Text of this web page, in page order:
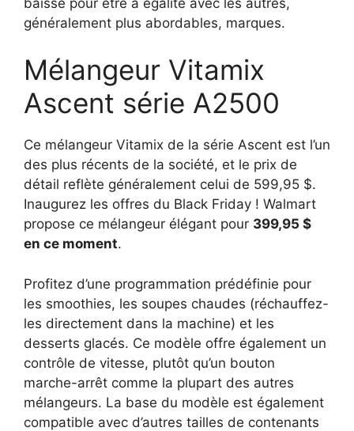
généralement plus abordables, marques.
Mélangeur Vitamix
Ascent série A2500
Ce mélangeur Vitamix de la série Ascent est l’un
des plus récents de la société, et le prix de
détail reflète généralement celui de 599,95 $.
Inaugurez les offres du Black Friday ! Walmart
propose ce mélangeur élégant pour 399,95 $
en ce moment.
Profitez d’une programmation prédéfinie pour
les smoothies, les soupes chaudes (réchauffez-
les directement dans la machine) et les
desserts glacés. Ce modèle offre également un
contrôle de vitesse, plutôt qu’un bouton
marche-arrêt comme la plupart des autres
mélangeurs. La base du modèle est également
compatible avec d’autres tailles de contenants